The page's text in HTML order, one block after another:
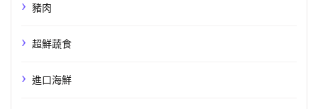
豬肉
超鮮蔬食
進口海鮮